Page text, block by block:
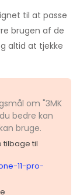
til at passe
brugen af de
altid at tjekke
om "3MK
du bedre kan
bruge.
tilbage til
11-pro-